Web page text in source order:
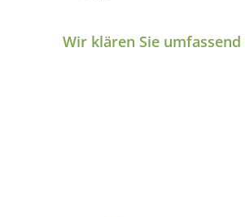
Wir klären Sie